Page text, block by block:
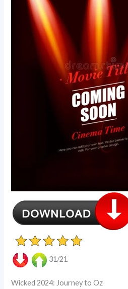
31/21
Wicked 2024: Journey to Oz